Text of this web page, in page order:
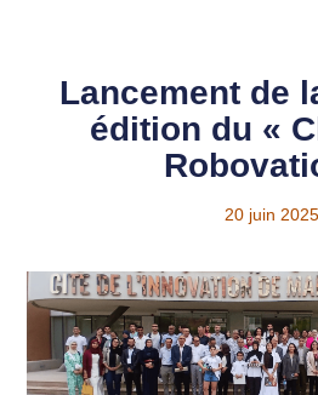
Lancement de
édition du «
20 juin 2025